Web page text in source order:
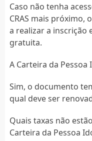
Caso não tenha
CRAS mais próximo,
a realizar a inscrição
gratuita.
A Carteira da Pessoa
Sim, o documento
qual deve ser
Quais taxas não
Carteira da Pessoa